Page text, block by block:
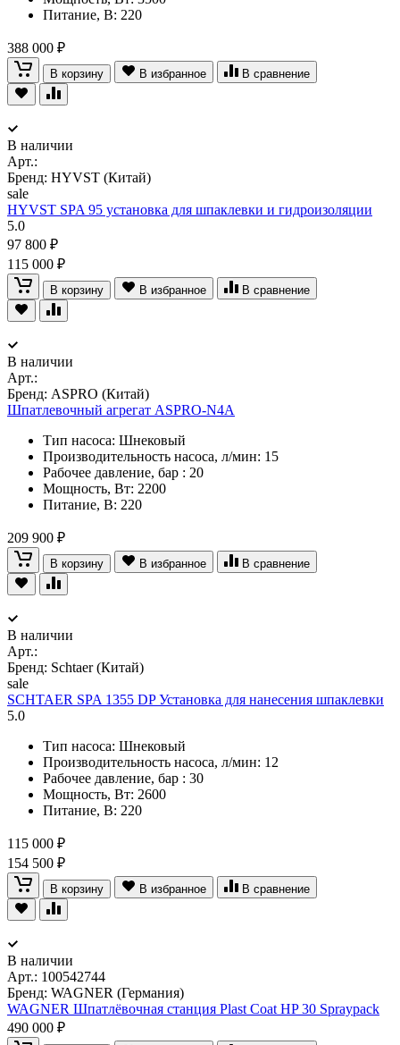
Питание, В: 220
388 000 ₽
В корзину В избранное В сравнение
В наличии
Арт.:
Бренд: HYVST (Китай)
sale
HYVST SPA 95 установка для шпаклевки и гидроизоляции
5.0
97 800 ₽
115 000 ₽
В корзину В избранное В сравнение
В наличии
Арт.:
Бренд: ASPRO (Китай)
Шпатлевочный агрегат ASPRO-N4A
Тип насоса: Шнековый
Производительность насоса, л/мин: 15
Рабочее давление, бар : 20
Мощность, Вт: 2200
Питание, В: 220
209 900 ₽
В корзину В избранное В сравнение
В наличии
Арт.:
Бренд: Schtaer (Китай)
sale
SCHTAER SPA 1355 DP Установка для нанесения шпаклевки
5.0
Тип насоса: Шнековый
Производительность насоса, л/мин: 12
Рабочее давление, бар : 30
Мощность, Вт: 2600
Питание, В: 220
115 000 ₽
154 500 ₽
В корзину В избранное В сравнение
В наличии
Арт.: 100542744
Бренд: WAGNER (Германия)
WAGNER Шпатлёвочная станция Plast Coat HP 30 Spraypack
490 000 ₽